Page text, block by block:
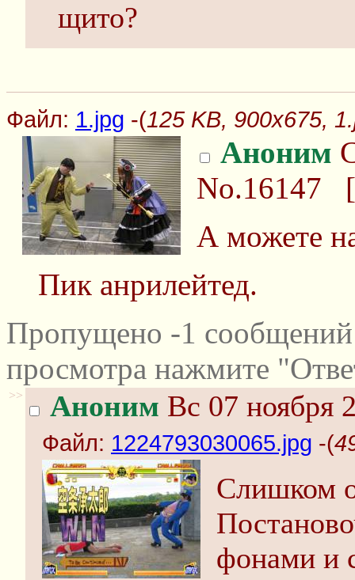
щито?
Файл: 1.jpg -(125 KB, 900x675,
Аноним
No.16147 [
А можете
Пик анрилейтед.
Пропущено -1
просмотра нажмите
>> Аноним Вс 07 ноября
Файл: 1224793030065.jpg -(
Слишком
фонами и